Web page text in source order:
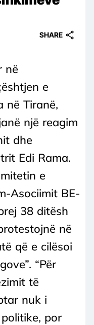
SHARE
në
e
në Tiranë,
një reagim
dhe
Edi Rama.
e
Asociimit BE-
38 ditësh
në
që e cilësoi
“Për
të
nuk i
por